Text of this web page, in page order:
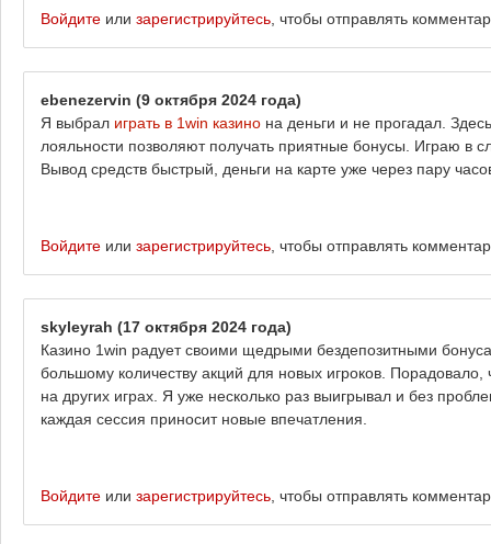
Войдите или зарегистрируйтесь , чтобы отправлять
ebenezervin (9 октября 2024 года)
Я выбрал играть в 1win казино на деньги и не прогадал.
лояльности позволяют получать приятные бонусы. Играю в
Вывод средств быстрый, деньги на карте уже через пару
Войдите или зарегистрируйтесь , чтобы отправлять
skyleyrah (17 октября 2024 года)
Казино 1win радует своими щедрыми бездепозитными
большому количеству акций для новых игроков.
на других играх. Я уже несколько раз выигрывал и без
каждая сессия приносит новые впечатления.
Войдите или зарегистрируйтесь , чтобы отправлять